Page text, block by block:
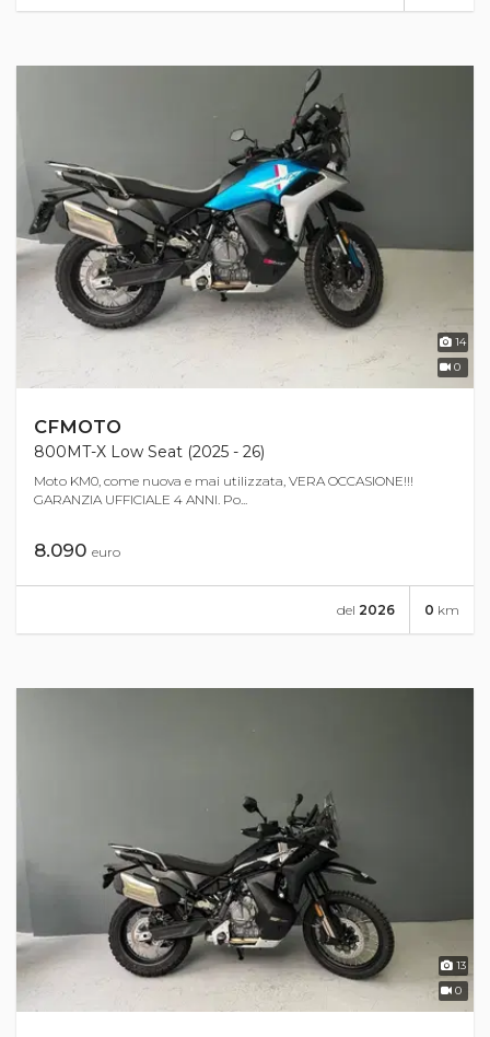
14
0
CFMOTO
800MT-X Low Seat (2025 - 26)
Moto KM0, come nuova e mai utilizzata, VERA OCCASIONE!!!
GARANZIA UFFICIALE 4 ANNI. Po...
8.090 euro
0 km
del 2026
13
0